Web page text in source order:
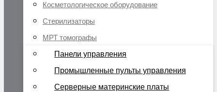
Косметологическое оборудование
Стерилизаторы
МРТ томографы
Панели управления
Промышленные пульты управления
Серверные материнские платы